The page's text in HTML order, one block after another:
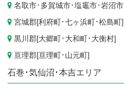
名取市･ 多賀城市･塩竈市･岩沼市
宮城郡[利府町･七ヶ浜町･松島町]
黒川郡[大郷町･ 大和町･ 大衡村]
亘理郡[亘理町･ 山元町]
石巻･気仙沼･本吉エリア